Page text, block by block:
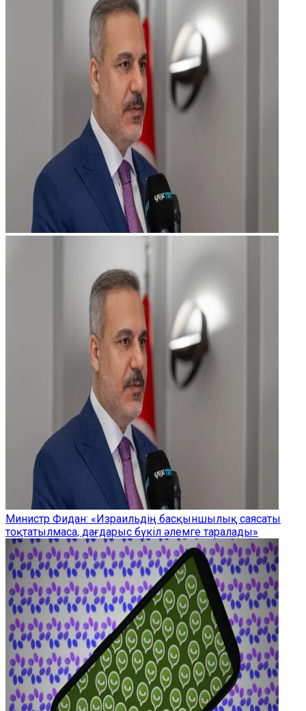
Министр Фидан: «Израильдің басқыншылық саясаты
тоқтатылмаса, дағдарыс бүкіл әлемге таралады»